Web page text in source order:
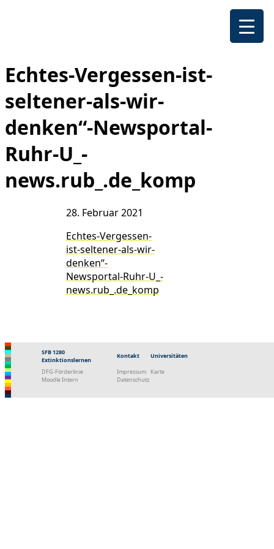
Echtes-Vergessen-ist-
seltener-als-wir-
denken“-Newsportal-
Ruhr-U_-
news.rub_.de_komp
28. Februar 2021
Echtes-Vergessen-
ist-seltener-als-wir-
denken“-
Newsportal-Ruhr-U_-
news.rub_.de_komp
SFB 1280
Extinktionslernen
Kontakt
Universitäten
DFG-Förderlinie
Moodle Intern
Impressum
Datenschutz
Karte